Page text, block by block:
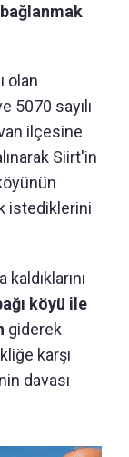
olan
5070 sayılı
ilçesine
Siirt'in
istediklerini
köyü ile
giderek
karşı
davası